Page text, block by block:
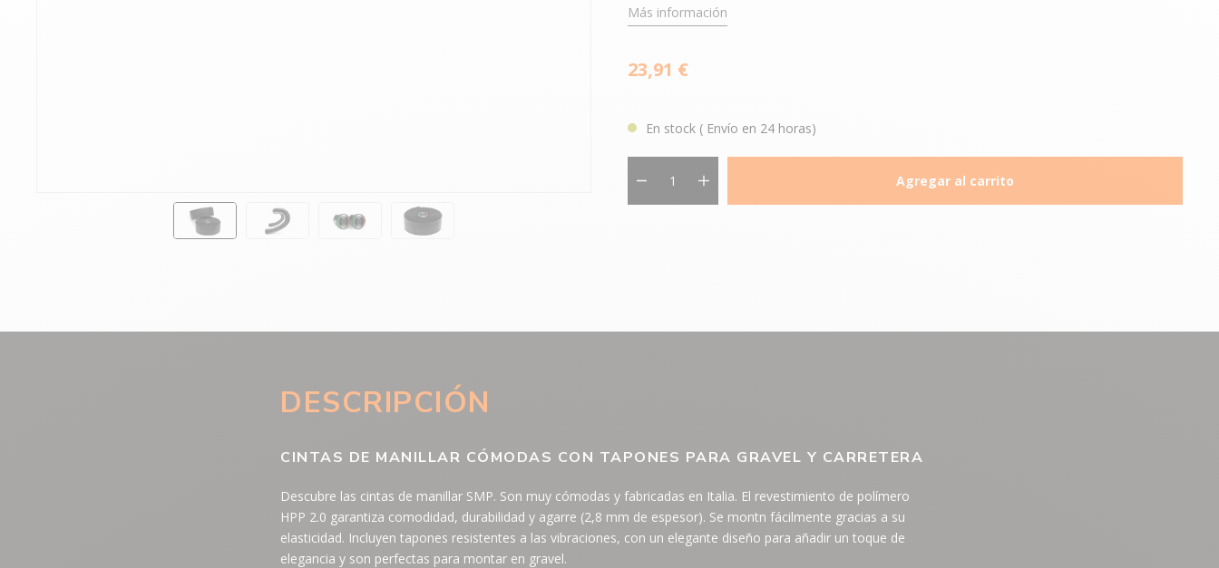
Más información
23,91 €
En stock ( Envío en 24 horas)
Agregar al carrito
DESCRIPCIÓN
CINTAS DE MANILLAR CÓMODAS CON TAPONES PARA GRAVEL Y CARRETERA
Descubre las cintas de manillar SMP. Son muy cómodas y fabricadas en Italia. El revestimiento de polímero
HPP 2.0 garantiza comodidad, durabilidad y agarre (2,8 mm de espesor). Se montn fácilmente gracias a su
elasticidad. Incluyen tapones resistentes a las vibraciones, con un elegante diseño para añadir un toque de
elegancia y son perfectas para montar en gravel.